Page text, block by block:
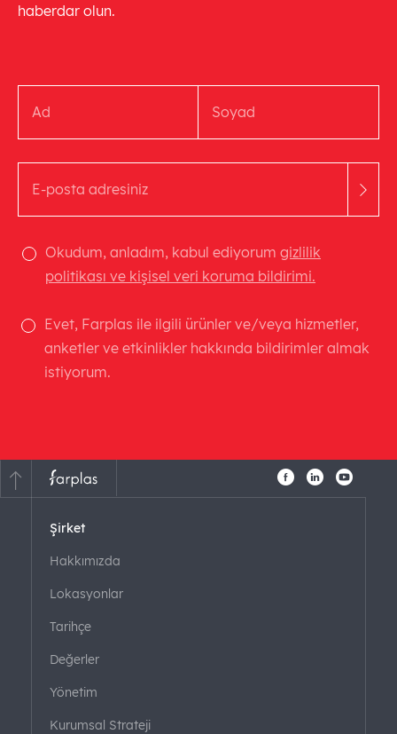
haberdar olun.
Okudum, anladım, kabul ediyorum gizlilik
politikası ve kişisel veri koruma bildirimi.
Evet, Farplas ile ilgili ürünler ve/veya hizmetler,
anketler ve etkinlikler hakkında bildirimler almak
istiyorum.
Şirket
Hakkımızda
Lokasyonlar
Tarihçe
Değerler
Yönetim
Kurumsal Strateji